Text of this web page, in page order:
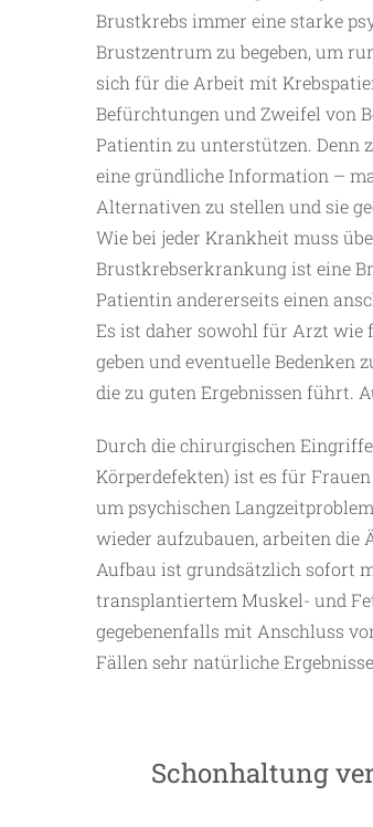
Brustkrebs immer eine starke
Brustzentrum zu begeben, um
sich für die Arbeit mit
Befürchtungen und Zweifel von
Patientin zu unterstützen. Denn
eine gründliche Information –
Alternativen zu stellen und sie
Wie bei jeder Krankheit muss
Brustkrebserkrankung ist eine
Patientin andererseits einen
Es ist daher sowohl für Arzt wie
geben und eventuelle Bedenken
die zu guten Ergebnissen führt.
Durch die chirurgischen
Körperdefekten) ist es für
um psychischen
wieder aufzubauen, arbeiten die
Aufbau ist grundsätzlich sofort
transplantiertem Muskel- und
gegebenenfalls mit Anschluss
Fällen sehr natürliche
Schonhaltung